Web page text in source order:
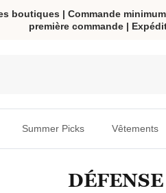
boutiques | Commande
première commande |
Summer Picks Vêtements
DÉFENSE